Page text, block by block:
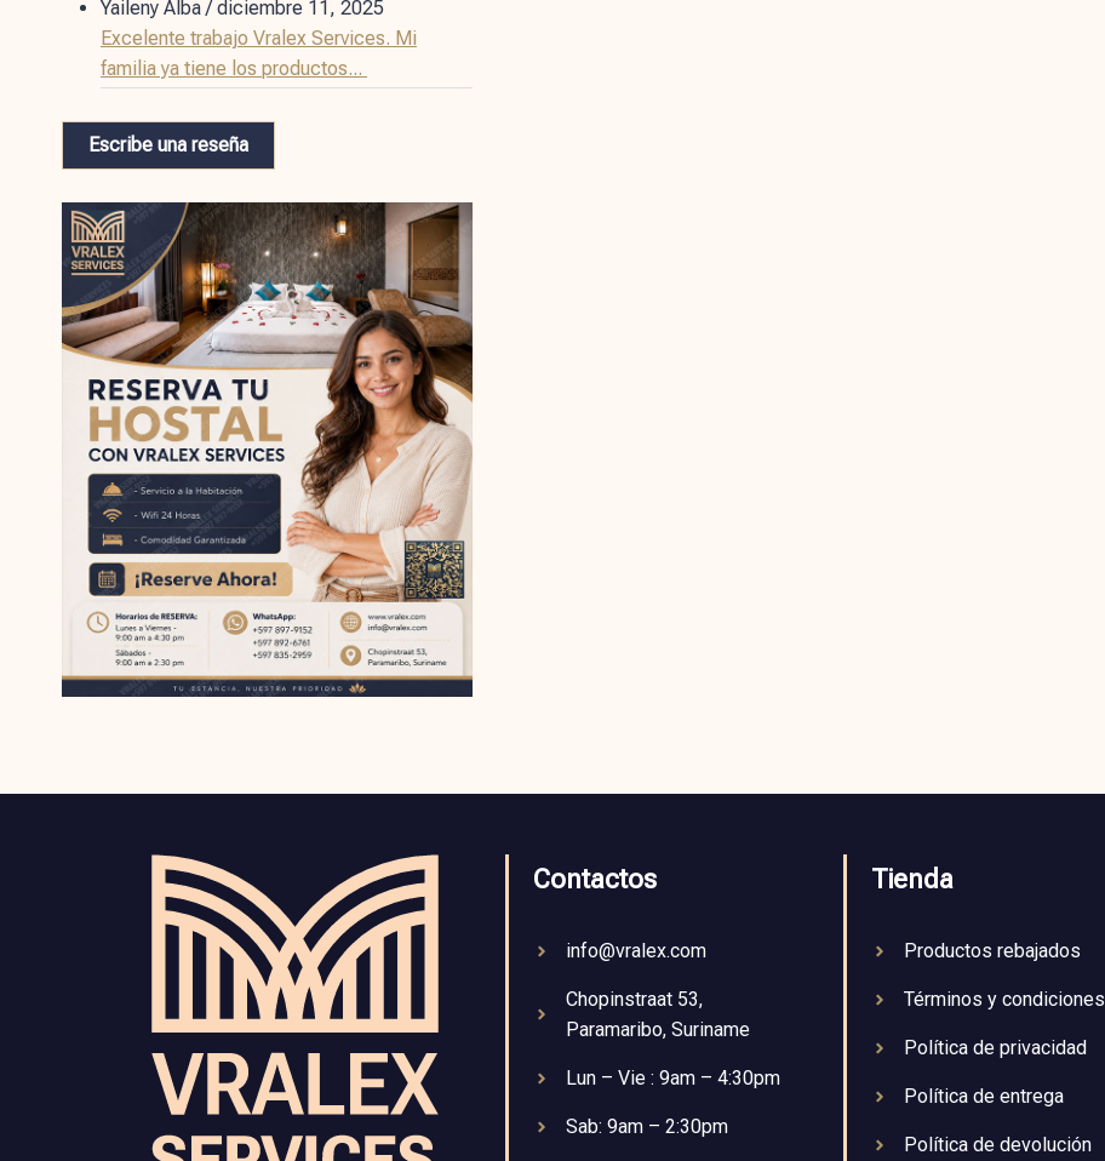
Yaileny Alba /diciembre 11, 2025
Excelente trabajo Vralex Services. Mi
familia ya tiene los productos...
Escribe una reseña
Contactos
info@vralex.com
Chopinstraat 53,
Paramaribo, Suriname
Lun – Vie : 9am – 4:30pm
Sab: 9am – 2:30pm
Tienda
Productos rebajados
Términos y condiciones
Política de privacidad
Política de entrega
Política de devolución